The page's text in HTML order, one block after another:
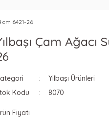
cm 6421-26
Çam Ağacı
Yılbaşı Ürünleri
Kodu
8070
Fiyatı